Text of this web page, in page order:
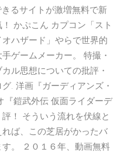
るサイトが激増無料で新
かぷこん カプコン「スト
ハザード」やらで世界的
ゲームメーカー。 特撮・
ル思想についての批評・
. 洋画『ガーディアンズ・
『鎧武外伝 仮面ライダーデ
！ そういう流れを伏線と
ば、この芝居がかったバ
。 ２０１６年、動画無料